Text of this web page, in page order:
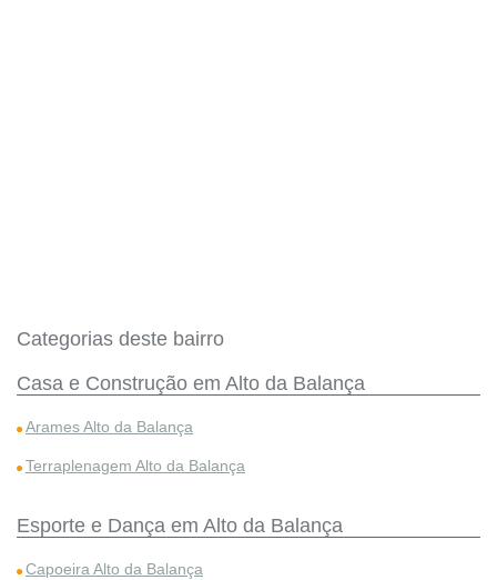
Categorias deste bairro
Casa e Construção em Alto da Balança
Arames Alto da Balança
Terraplenagem Alto da Balança
Esporte e Dança em Alto da Balança
Capoeira Alto da Balança